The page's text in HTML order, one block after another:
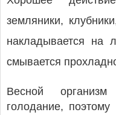
земляники,
накладывается на
смывается
Весной организм
голодание,